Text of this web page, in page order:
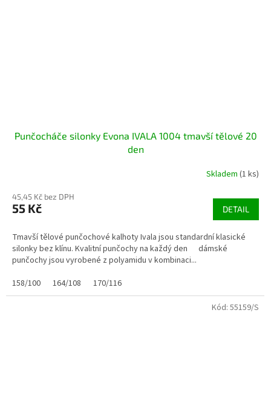
Punčocháče silonky Evona IVALA 1004 tmavší tělové 20
den
Skladem (1 ks)
45,45 Kč bez DPH
55 Kč DETAIL
Tmavší tělové punčochové kalhoty Ivala jsou standardní klasické
silonky bez klínu. Kvalitní punčochy na každý den dámské
punčochy jsou vyrobené z polyamidu v kombinaci...
158/100
164/108 170/116
Kód: 55159/S